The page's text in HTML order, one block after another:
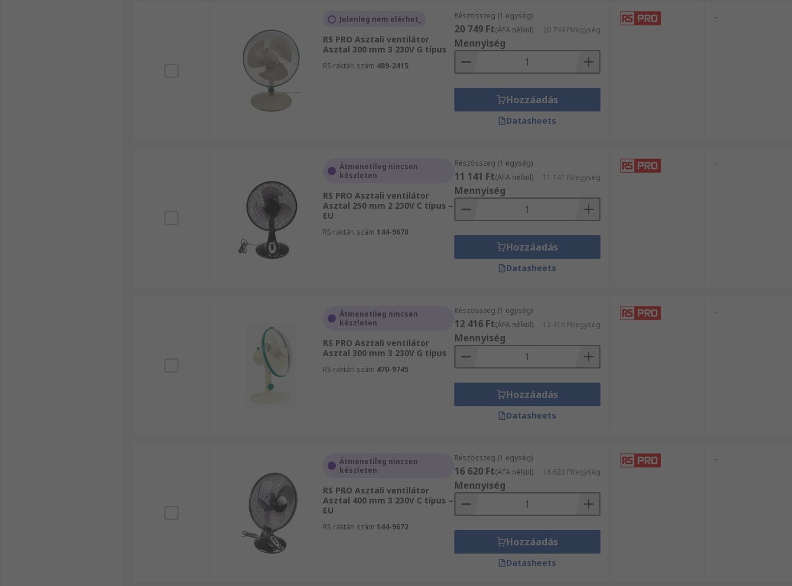
Jelenleg nem elérhet_
RS PRO Asztali ventilátor
Asztal 300 mm 3 230V G típus
RS raktári szám 489-2415
Részösszeg (1 egység)
20 749 Ft(ÁFA nélkül) 20 749 Ft/egység
Mennyiség
Hozzáadás
Datasheets
-
Átmenetileg nincsen
készleten
RS PRO Asztali ventilátor
Asztal 250 mm 2 230V C típus –
EU
RS raktári szám 144-9670
Részösszeg (1 egység)
11 141 Ft(ÁFA nélkül) 11 141 Ft/egység
Mennyiség
Hozzáadás
Datasheets
-
Átmenetileg nincsen
készleten
RS PRO Asztali ventilátor
Asztal 300 mm 3 230V G típus
RS raktári szám 470-9745
Részösszeg (1 egység)
12 416 Ft(ÁFA nélkül) 12 416 Ft/egység
Mennyiség
Hozzáadás
Datasheets
-
Átmenetileg nincsen
készleten
RS PRO Asztali ventilátor
Asztal 400 mm 3 230V C típus –
EU
RS raktári szám 144-9672
Részösszeg (1 egység)
16 620 Ft(ÁFA nélkül) 16 620 Ft/egység
Mennyiség
Hozzáadás
Datasheets
-